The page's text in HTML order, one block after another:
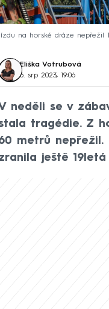
na horské dráze nepřežil
Eliška Votrubová
6. srp 2023, 19:06
neděli se v
tragédie. Z
metrů nepřežil.
ještě 19letá